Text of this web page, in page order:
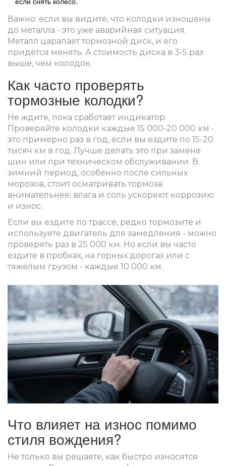
Важно: если вы видите, что колодки изношены
до металла - это уже аварийная ситуация.
Металл царапает тормозной диск, и его
придётся менять. А стоимость диска в 3-5 раз
выше, чем колодок.
Как часто проверять
тормозные колодки?
Не ждите, пока сработает индикатор.
Проверяйте колодки каждые 15 000-20 000 км -
это примерно раз в год, если вы ездите по 15-20
тысяч км в год. Лучше делать это при замене
шин или при техническом обслуживании. В
зимний период, особенно после сильных
морозов, стоит осматривать тормоза
внимательнее: влага и соль ускоряют коррозию
и износ.
Если вы ездите по трассе, редко тормозите и
используете двигатель для замедления - можно
проверять раз в 25 000 км. Но если вы часто
ездите в пробках, на горных дорогах или с
тяжёлым грузом - каждые 10 000 км.
Что влияет на износ помимо
стиля вождения?
Не только вы решаете, как быстро износятся